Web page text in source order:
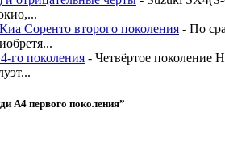
Соренто второго поколения - По
го поколения - Четвёртое поколение
А4 первого поколения”